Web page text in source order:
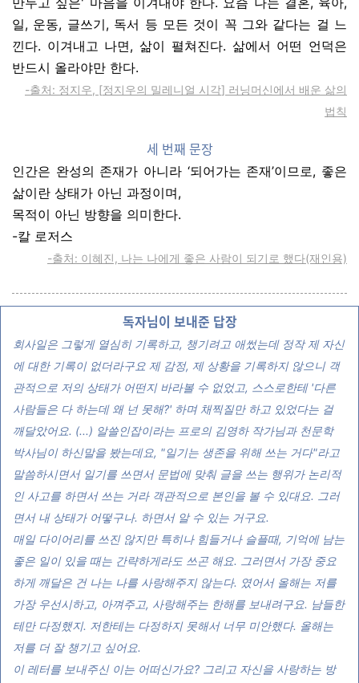
일, 운동, 글쓰기, 독서 등 모든 것이 꼭 그와 같다는 걸 느
낀다. 이겨내고 나면,삶이 펼쳐진다. 삶에서 어떤 언덕은
반드시 올라야만 한다.
-출처: 정지우, [정지우의 밀레니얼 시각] 러닝머신에서 배운 삶의
법칙
세 번째 문장
인간은 완성의 존재가 아니라 ‘되어가는 존재’이므로, 좋은
삶이란 상태가 아닌 과정이며,
목적이 아닌 방향을 의미한다.
-칼 로저스
-출처: 이혜진, 나는 나에게 좋은 사람이 되기로 했다(재인용)
독자님이 보내준 답장
회사일은 그렇게 열심히 기록하고, 챙기려고 애썼는데 정작 제 자신
에 대한 기록이 없더라구요 제 감정, 제 상황을 기록하지 않으니 객
관적으로 저의 상태가 어떤지 바라볼 수 없었고, 스스로한테 '다른
사람들은 다 하는데 왜 넌 못해?' 하며 채찍질만 하고 있었다는 걸
깨달았어요. (...) 알쓸인잡이라는 프로의 김영하 작가님과 천문학
박사님이 하신말을 봤는데요, "일기는 생존을 위해 쓰는 거다"라고
말씀하시면서 일기를 쓰면서 문법에 맞춰 글을 쓰는 행위가 논리적
인 사고를 하면서 쓰는 거라 객관적으로 본인을 볼 수 있대요. 그러
면서 내 상태가 어떻구나. 하면서 알 수 있는 거구요.
매일 다이어리를 쓰진 않지만 특히나 힘들거나 슬플때, 기억에 남는
좋은 일이 있을 때는 간략하게라도 쓰곤 해요. 그러면서 가장 중요
하게 깨달은 건 나는 나를 사랑해주지 않는다. 였어서 올해는 저를
가장 우선시하고, 아껴주고, 사랑해주는 한해를 보내려구요. 남들한
테만 다정했지. 저한테는 다정하지 못해서 너무 미안했다. 올해는
저를 더 잘 챙기고 싶어요.
이 레터를 보내주신 이는 어떠신가요? 그리고 자신을 사랑하는 방